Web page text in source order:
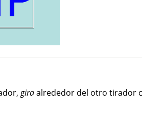
giraalrededor del otro tirador